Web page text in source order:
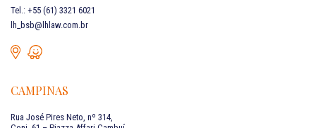
Tel.: +55 (61) 3321 6021
lh_bsb@lhlaw.com.br
CAMPINAS
Rua José Pires Neto, nº 314,